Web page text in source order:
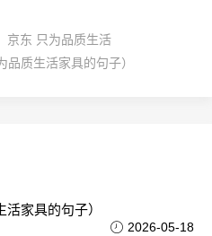
京东 只为品质生活
品质生活家具的句子）
家具的句子）
2026-05-18